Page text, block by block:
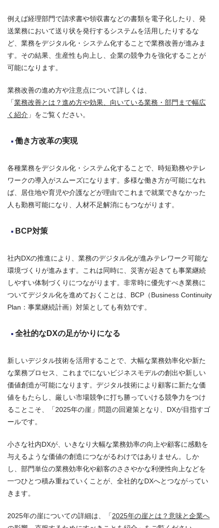
例えば経理部門で請求書や領収書などの書類を電子化したり、発
送業務において送り状を発行するシステムを活用したりするな
ど、業務をデジタル化・システム化することで業務改善が進みま
す。その結果、生産性も向上し、企業の競争力を強化することが
可能になります。
業務改善の進め方や注意点について詳しくは、
「業務改善とは？進め方や効果、向いている業務・部門まで幅広
く紹介 」をご覧ください。
働き方改革の実現
各種業務をデジタル化・システム化することで、時短勤務やテレ
ワークの導入がスムーズになります。多様な働き方が可能になれ
ば、居住地や育児や介護などが理由でこれまで就業できなかった
人も勤務可能になり、人材不足解消にもつながります。
BCP対策
社内DXの推進により、業務のデジタル化が進みテレワーク可能な
環境づくりが進みます。これは同時に、災害が起きても事業継続
しやすい体制づくりにつながります。非常時に優先すべき業務に
ついてデジタル化を進めておくことは、BCP（Business Continuity
Plan：事業継続計画）対策としても有効です。
全社的なDXの足がかりになる
新しいデジタル技術を活用することで、大幅な業務効率化や新た
な業務プロセス、これまでにないビジネスモデルの創出や新しい
価値創造が可能になります。デジタル技術により顧客に新たな価
値をもたらし、厳しい市場競争に打ち勝っていける競争力をつけ
ることこそ、「2025年の崖」問題の回避策となり、DXが目指すゴ
ールです。
小さな社内DXが、いきなり大幅な業務効率の向上や顧客に感動を
与えるような価値の創造につながるわけではありません。しか
し、部門単位の業務効率化や顧客のささやかな利便性向上などを
一つひとつ積み重ねていくことが、全社的なDXへとつながってい
きます。
2025年の崖についての詳細は、「2025年の崖とは？意味と企業へ